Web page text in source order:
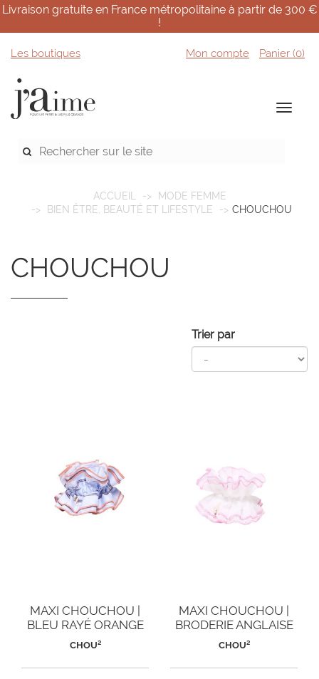
Livraison gratuite en France métropolitaine à partir de 300 €
!
Les boutiques Mon compte Panier (0)
ACCUEIL
MODE FEMME
BIEN ÊTRE, BEAUTÉ ET LIFESTYLE
CHOUCHOU
CHOUCHOU
Trier par
MAXI CHOUCHOU |
BLEU RAYÉ ORANGE
CHOU²
MAXI CHOUCHOU |
BRODERIE ANGLAISE
CHOU²